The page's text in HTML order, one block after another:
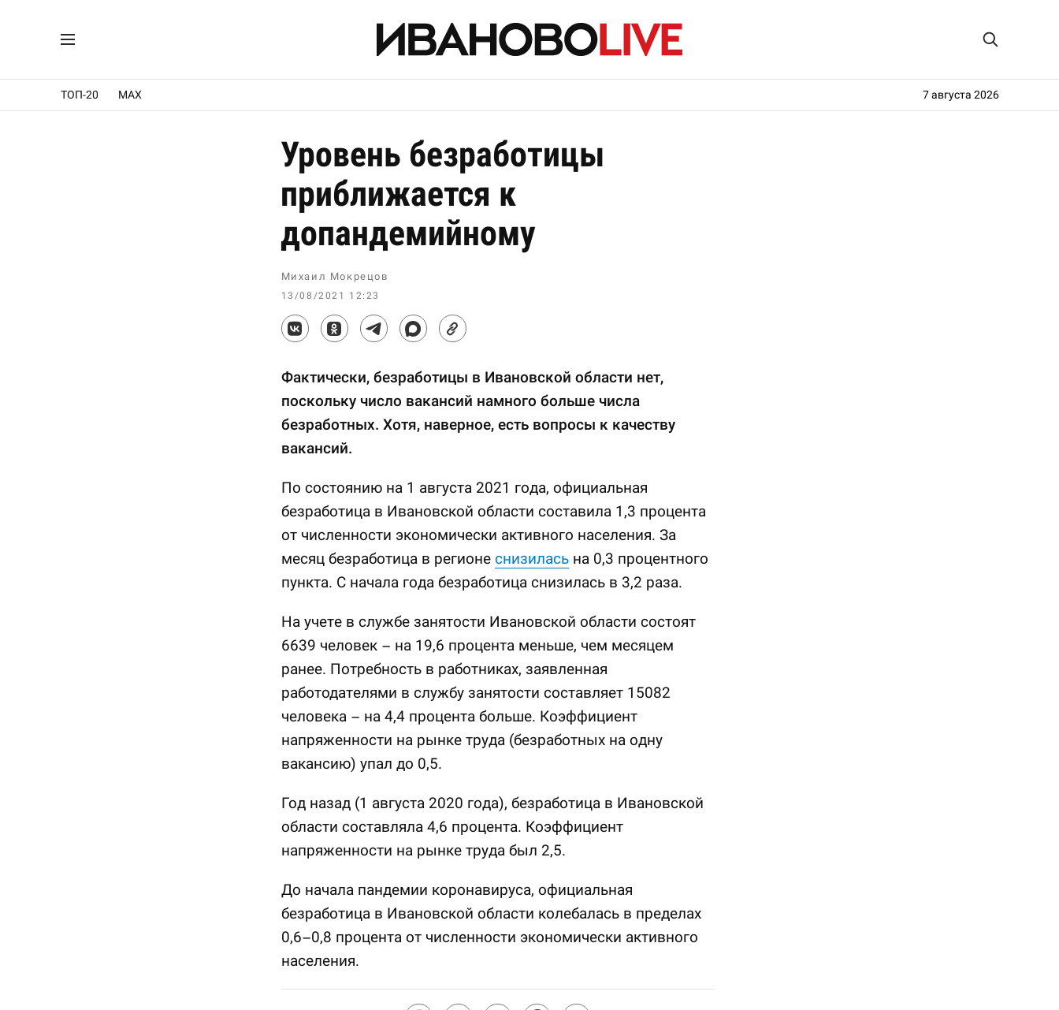
ТОП-20 MAX 7 августа 2026
Уровень безработицы
приближается к
допандемийному
Михаил Мокрецов
13/08/2021 12:23
Фактически, безработицы в Ивановской области нет,
поскольку число вакансий намного больше числа
безработных. Хотя, наверное, есть вопросы к качеству
вакансий.
По состоянию на 1 августа 2021 года, официальная
безработица в Ивановской области составила 1,3 процента
от численности экономически активного населения. За
месяц безработица в регионе снизиласьна 0,3 процентного
пункта. С начала года безработица снизилась в 3,2 раза.
На учете в службе занятости Ивановской области состоят
6639 человек – на 19,6 процента меньше, чем месяцем
ранее. Потребность в работниках, заявленная
работодателями в службу занятости составляет 15082
человека – на 4,4 процента больше. Коэффициент
напряженности на рынке труда (безработных на одну
вакансию) упал до 0,5.
Год назад (1 августа 2020 года), безработица в Ивановской
области составляла 4,6 процента. Коэффициент
напряженности на рынке труда был 2,5.
До начала пандемии коронавируса, официальная
безработица в Ивановской области колебалась в пределах
0,6–0,8 процента от численности экономически активного
населения.